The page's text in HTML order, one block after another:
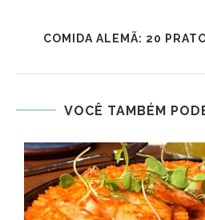
COMIDA ALEMÃ: 20
VOCÊ TAMBÉM